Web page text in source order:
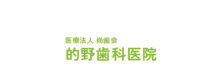
医療法人 尚歯会
的野歯科医院